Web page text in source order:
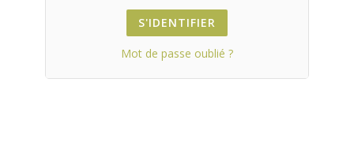
Mot de passe oublié ?